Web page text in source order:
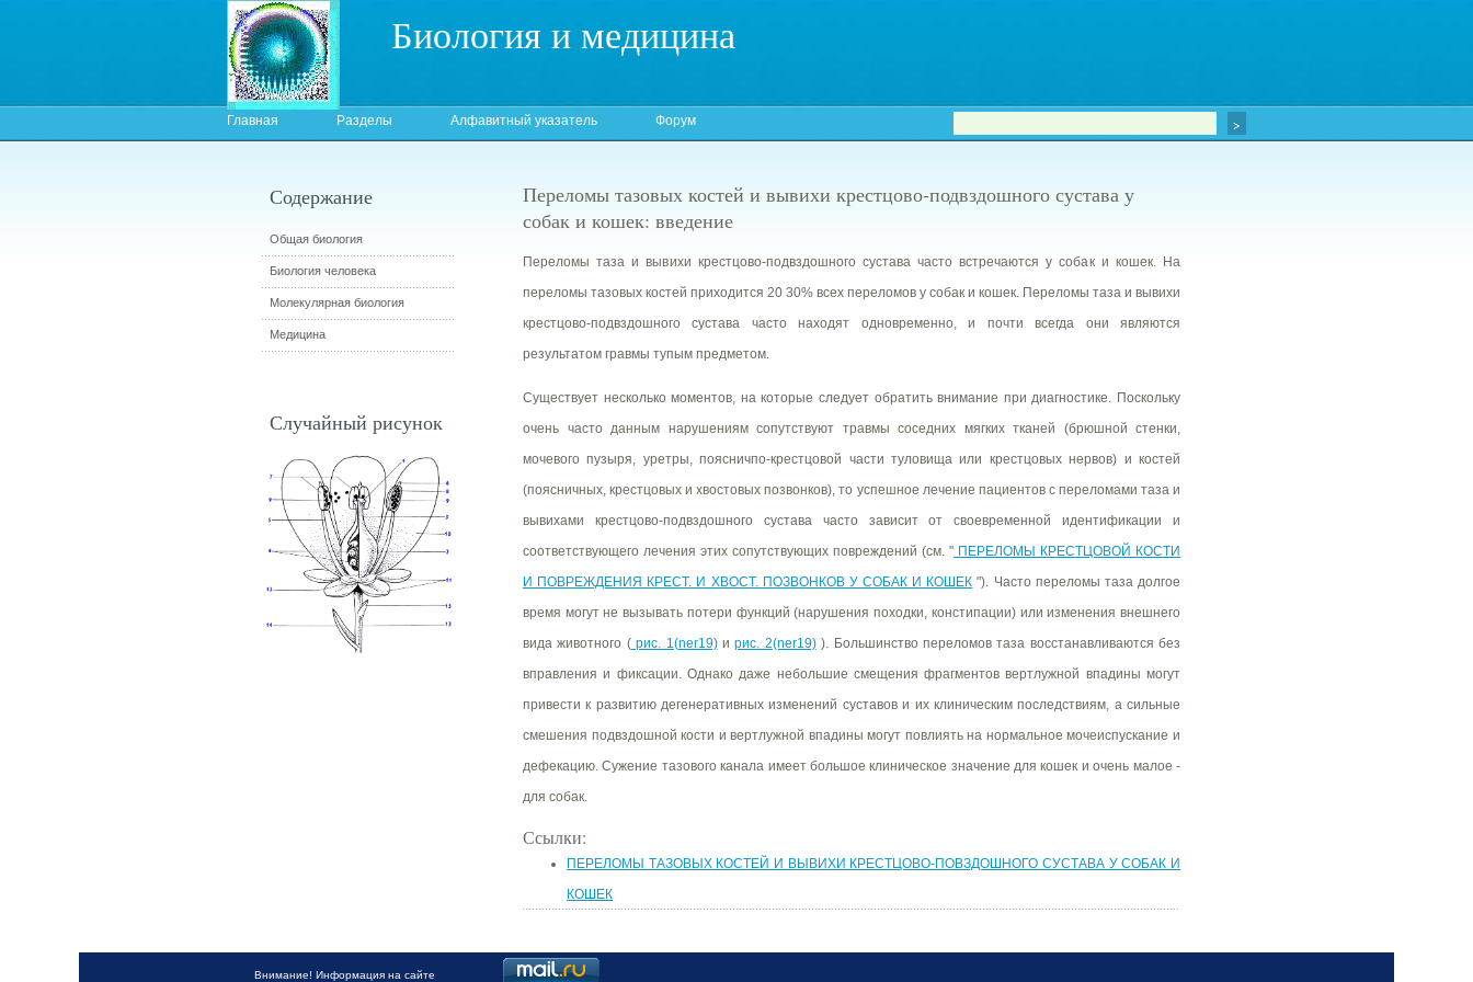
Биология и медицина
Главная Разделы Алфавитный указатель Форум
Переломы тазовых костей и вывихи крестцово-подвздошного сустава у
собак и кошек: введение
Переломы таза и вывихи крестцово-подвздошного сустава часто встречаются у собак и кошек. На
переломы тазовых костей приходится 20 30% всех переломов у собак и кошек. Переломы таза и вывихи
крестцово-подвздошного сустава часто находят одновременно, и почти всегда они являются
результатом гравмы тупым предметом.
Существует несколько моментов, на которые следует обратить внимание при диагностике. Поскольку
очень часто данным нарушениям сопутствуют травмы соседних мягких тканей (брюшной стенки,
мочевого пузыря, уретры, поясничпо-крестцовой части туловища или крестцовых нервов) и костей
(поясничных, крестцовых и хвостовых позвонков), то успешное лечение пациентов с переломами таза и
вывихами крестцово-подвздошного сустава часто зависит от своевременной идентификации и
соответствующего лечения этих сопутствующих повреждений (см. " ПЕРЕЛОМЫ КРЕСТЦОВОЙ КОСТИ
И ПОВРЕЖДЕНИЯ КРЕСТ. И ХВОСТ. ПОЗВОНКОВ У СОБАК И КОШЕК "). Часто переломы таза долгое
время могут не вызывать потери функций (нарушения походки, констипации) или изменения внешнего
вида животного (рис. 1(ner19)ирис. 2(ner19)). Большинство переломов таза восстанавливаются без
вправления и фиксации. Однако даже небольшие смещения фрагментов вертлужной впадины могут
привести к развитию дегенеративных изменений суставов и их клиническим последствиям, а сильные
смешения подвздошной кости и вертлужной впадины могут повлиять на нормальное мочеиспускание и
дефекацию. Сужение тазового канала имеет большое клиническое значение для кошек и очень малое -
для собак.
Ссылки:
ПЕРЕЛОМЫ ТАЗОВЫХ КОСТЕЙ И ВЫВИХИ КРЕСТЦОВО-ПОВЗДОШНОГО СУСТАВА У СОБАК И
КОШЕК
Содержание
Общая биология
Биология человека
Молекулярная биология
Медицина
Случайный рисунок
Внимание! Информация на сайте